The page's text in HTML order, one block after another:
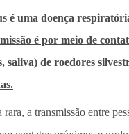
é uma doença
é por meio de
saliva) de roedores
rara, a transmissão entre